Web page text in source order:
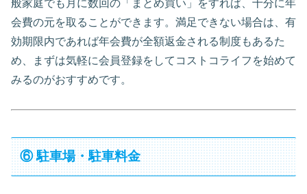
般家庭でも月に数回の「まとめ買い」をすれば、十分に年
会費の元を取ることができます。満足できない場合は、有
効期限内であれば年会費が全額返金される制度もあるた
め、まずは気軽に会員登録をしてコストコライフを始めて
みるのがおすすめです。
⑥ 駐車場・駐車料金